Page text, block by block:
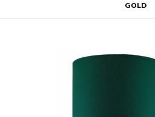
GOLD